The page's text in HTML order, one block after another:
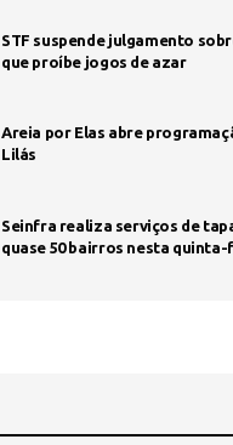
STF suspende julgamento
que proíbe jogos de azar
Areia por Elas abre
Lilás
Seinfra realiza serviços de
quase 50 bairros nesta